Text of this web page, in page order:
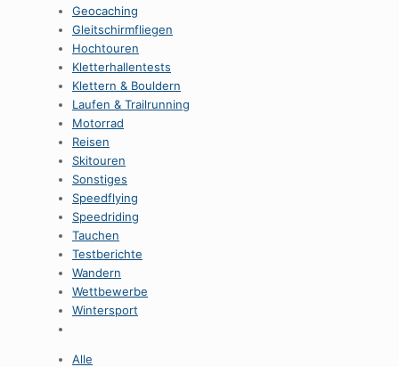
Geocaching
Gleitschirmfliegen
Hochtouren
Kletterhallentests
Klettern & Bouldern
Laufen & Trailrunning
Motorrad
Reisen
Skitouren
Sonstiges
Speedflying
Speedriding
Tauchen
Testberichte
Wandern
Wettbewerbe
Wintersport
Alle